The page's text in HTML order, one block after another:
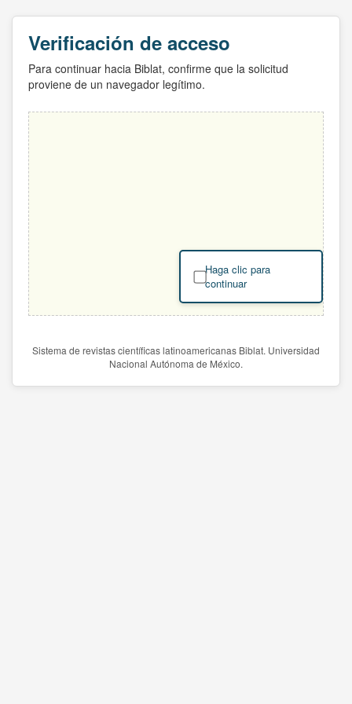
Verificación de acceso
Para continuar hacia Biblat, confirme que la solicitud
proviene de un navegador legítimo.
Haga clic para
continuar
Sistema de revistas científicas latinoamericanas Biblat. Universidad
Nacional Autónoma de México.